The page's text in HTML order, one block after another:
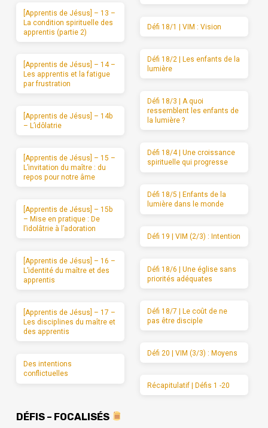
[Apprentis de Jésus] – 13 –
La condition spirituelle des
apprentis (partie 2)
[Apprentis de Jésus] – 14 –
Les apprentis et la fatigue
par frustration
[Apprentis de Jésus] – 14b
– L’idôlatrie
[Apprentis de Jésus] – 15 –
L’invitation du maître : du
repos pour notre âme
[Apprentis de Jésus] – 15b
– Mise en pratique : De
l’idolâtrie à l’adoration
[Apprentis de Jésus] – 16 –
L’identité du maître et des
apprentis
[Apprentis de Jésus] – 17 –
Les disciplines du maître et
des apprentis
Des intentions
conflictuelles
Défi 18/1 | VIM : Vision
Défi 18/2 | Les enfants de la
lumière
Défi 18/3 | A quoi
ressemblent les enfants de
la lumière ?
Défi 18/4 | Une croissance
spirituelle qui progresse
Défi 18/5 | Enfants de la
lumière dans le monde
Défi 19 | VIM (2/3) : Intention
Défi 18/6 | Une église sans
priorités adéquates
Défi 18/7 | Le coût de ne
pas être disciple
Défi 20 | VIM (3/3) : Moyens
Récapitulatif | Défis 1 -20
DÉFIS – FOCALISÉS